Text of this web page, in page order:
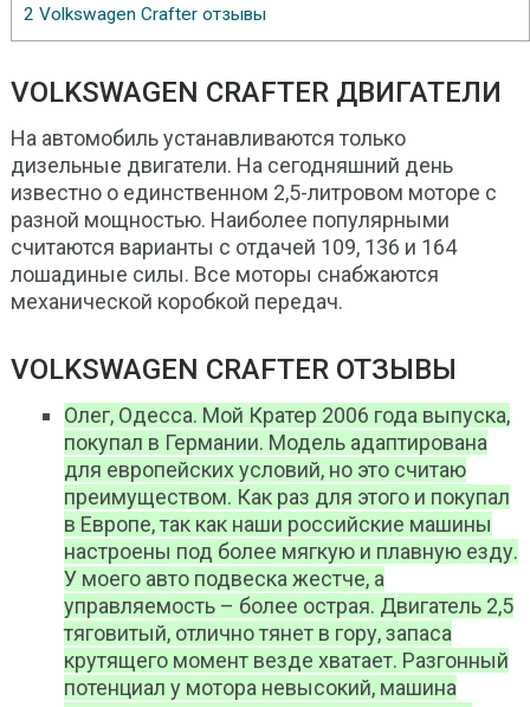
2 Volkswagen Crafter отзывы
VOLKSWAGEN CRAFTER ДВИГАТЕЛИ
На автомобиль устанавливаются только
дизельные двигатели. На сегодняшний день
известно о единственном 2,5-литровом моторе с
разной мощностью. Наиболее популярными
считаются варианты с отдачей 109, 136 и 164
лошадиные силы. Все моторы снабжаются
механической коробкой передач.
VOLKSWAGEN CRAFTER ОТЗЫВЫ
Олег, Одесса. Мой Кратер 2006 года выпуска,
покупал в Германии. Модель адаптирована
для европейских условий, но это считаю
преимуществом. Как раз для этого и покупал
в Европе, так как наши российские машины
настроены под более мягкую и плавную езду.
У моего авто подвеска жестче, а
управляемость – более острая. Двигатель 2,5
тяговитый, отлично тянет в гору, запаса
крутящего момент везде хватает. Разгонный
потенциал у мотора невысокий, машина